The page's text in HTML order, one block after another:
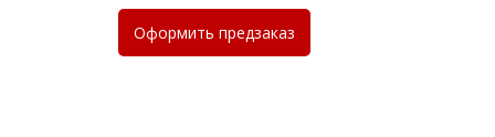
Оформить предзаказ